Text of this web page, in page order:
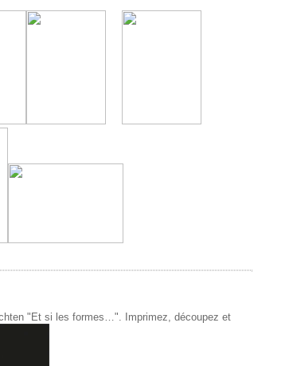
"Et si les formes…". Imprimez, découpez et